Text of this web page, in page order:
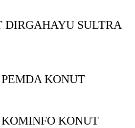
DIRGAHAYU SULTRA
KONUT
KONUT